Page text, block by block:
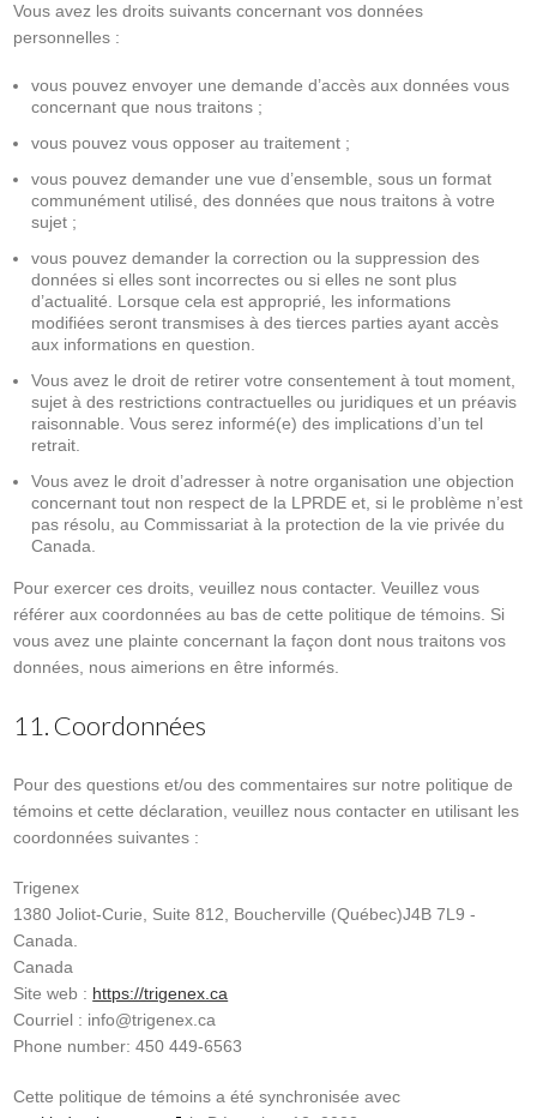
Vous avez les droits suivants concernant vos données
personnelles :
vous pouvez envoyer une demande d’accès aux données vous
concernant que nous traitons ;
vous pouvez vous opposer au traitement ;
vous pouvez demander une vue d’ensemble, sous un format
communément utilisé, des données que nous traitons à votre
sujet ;
vous pouvez demander la correction ou la suppression des
données si elles sont incorrectes ou si elles ne sont plus
d’actualité. Lorsque cela est approprié, les informations
modifiées seront transmises à des tierces parties ayant accès
aux informations en question.
Vous avez le droit de retirer votre consentement à tout moment,
sujet à des restrictions contractuelles ou juridiques et un préavis
raisonnable. Vous serez informé(e) des implications d’un tel
retrait.
Vous avez le droit d’adresser à notre organisation une objection
concernant tout non respect de la LPRDE et, si le problème n’est
pas résolu, au Commissariat à la protection de la vie privée du
Canada.
Pour exercer ces droits, veuillez nous contacter. Veuillez vous
référer aux coordonnées au bas de cette politique de témoins. Si
vous avez une plainte concernant la façon dont nous traitons vos
données, nous aimerions en être informés.
11. Coordonnées
Pour des questions et/ou des commentaires sur notre politique de
témoins et cette déclaration, veuillez nous contacter en utilisant les
coordonnées suivantes :
Trigenex
1380 Joliot-Curie, Suite 812, Boucherville (Québec)J4B 7L9 -
Canada.
Canada
Site web : https://trigenex.ca
Courriel : info@trigenex.ca
Phone number: 450 449-6563
Cette politique de témoins a été synchronisée avec